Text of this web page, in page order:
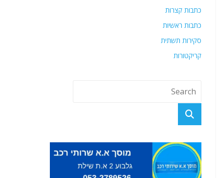
כתבות קצרות
כתבות ראשיות
סקירות תשתית
קריקטורות